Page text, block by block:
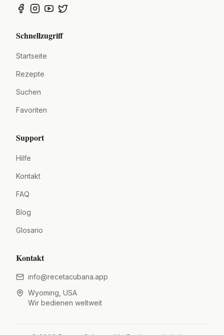
Schnellzugriff
Startseite
Rezepte
Suchen
Favoriten
Support
Hilfe
Kontakt
FAQ
Blog
Glosario
Kontakt
info@recetacubana.app
Wyoming, USA
Wir bedienen weltweit